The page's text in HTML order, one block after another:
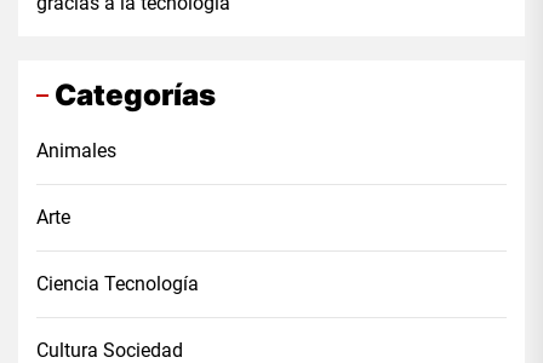
Categorías
Animales
Arte
Ciencia Tecnología
Cultura Sociedad